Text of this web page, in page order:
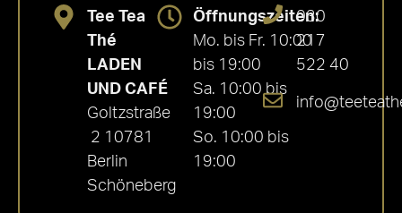
Tee Tea
Thé
LADEN
UND CAFÉ
Goltzstraße
2 10781
Berlin
Schöneberg
Öffnungszeiten:
Mo. bis Fr. 10:00
bis 19:00
Sa. 10:00 bis
19:00
So. 10:00 bis
19:00
030
217
522 40